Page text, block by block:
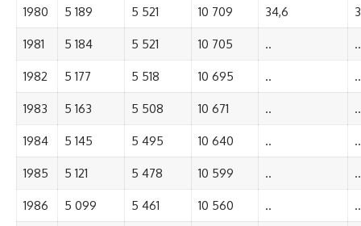
1980 5 189 5 521 10 709 34,6
1981 5 184 5 521 10 705 .. ..
1982 5 177 5 518 10 695 .. ..
1983 5 163 5 508 10 671 .. ..
1984 5 145 5 495 10 640 .. ..
1985 5 121 5 478 10 599 .. ..
1986 5 099 5 461 10 560 .. ..